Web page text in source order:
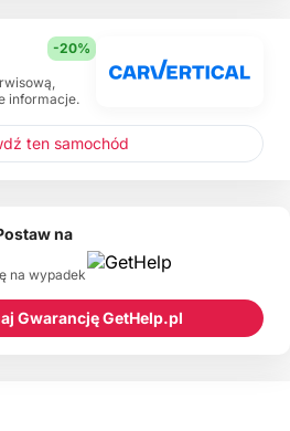
-20%
informacje.
ten samochód
na
na wypadek
Gwarancję GetHelp.pl